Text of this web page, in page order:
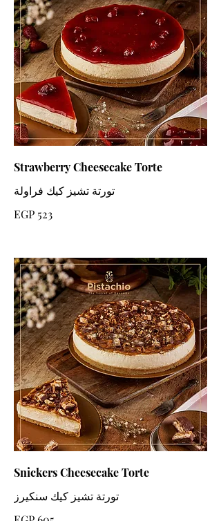
Strawberry Cheesecake Torte
تورتة تشيز كيك فراولة
EGP 523
Snickers Cheesecake Torte
تورتة تشيز كيك سنكيرز